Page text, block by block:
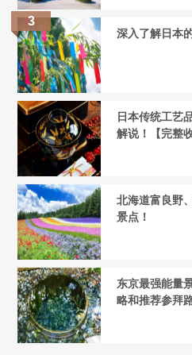
深入了解日本
日本传统工艺
解说！【完整
北海道富良野
景点！
东京最强能量
略和推荐参拜